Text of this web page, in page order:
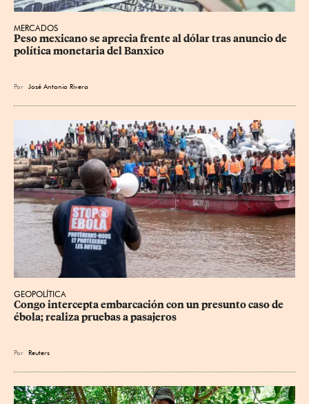
MERCADOS
Peso mexicano se aprecia frente al dólar tras anuncio de
política monetaria del Banxico
Por José Antonio Rivera
GEOPOLÍTICA
Congo intercepta embarcación con un presunto caso de
ébola; realiza pruebas a pasajeros
Por Reuters